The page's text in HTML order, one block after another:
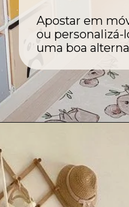
Apostar em
ou personalizá-
uma boa